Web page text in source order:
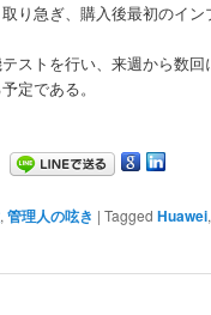
り急ぎ、購入後最初のイン
ストを行い、来週から数
定である。
,管理人の呟き |Tagged Huawei,